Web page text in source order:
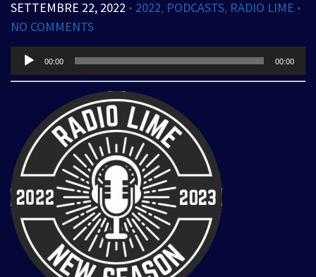
SETTEMBRE 22, 2022 • 2022, PODCASTS, RADIO LIME •
NO COMMENTS
Audio
Player
00:00 00:00